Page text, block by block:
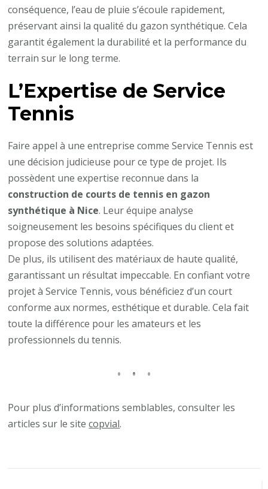
conséquence, l’eau de pluie s’écoule rapidement,
préservant ainsi la qualité du gazon synthétique. Cela
garantit également la durabilité et la performance du
terrain sur le long terme.
L’Expertise de Service
Tennis
Faire appel à une entreprise comme Service Tennis est
une décision judicieuse pour ce type de projet. Ils
possèdent une expertise reconnue dans la
construction de courts de tennis en gazon
synthétique à Nice. Leur équipe analyse
soigneusement les besoins spécifiques du client et
propose des solutions adaptées.
De plus, ils utilisent des matériaux de haute qualité,
garantissant un résultat impeccable. En confiant votre
projet à Service Tennis, vous bénéficiez d’un court
conforme aux normes, esthétique et durable. Cela fait
toute la différence pour les amateurs et les
professionnels du tennis.
Pour plus d’informations semblables, consulter les
articles sur le sitecopvial.